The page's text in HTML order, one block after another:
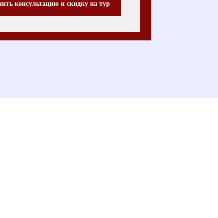
консультацию и скидку на тур